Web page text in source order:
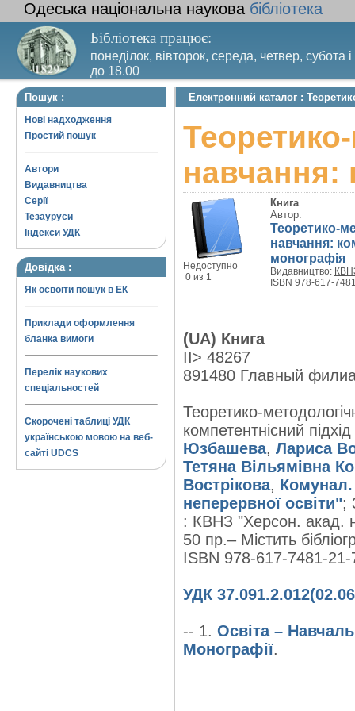
Одеська національна наукова бібліотека
Бібліотека працює:
понеділок, вівторок, середа, четвер, субота
до 18.00
Вихідний день – п’ятниця. Останній четвер
Пошук :
Нові надходження
Простий пошук
Автори
Видавництва
Серії
Тезауруси
Індекси УДК
Довідка :
Як освоїти пошук в ЕК
Приклади оформлення
бланка вимоги
Перелік наукових
спеціальностей
Скорочені таблиці УДК
українською мовою на веб-
сайті UDCS
Електронний каталог :
навчання:
Недоступно
0 из 1
Книга
Автор:
Теоретико-
навчання:
монографія
Видавництво:
ISBN 978-617-
(UA) Книга
II> 48267
891480 Главный
Теоретико-
компетентнісний
Юзбашева, Лариса
Тетяна Вільямівна
Вострікова,
неперервної освіти";
: КВНЗ "Херсон. акад.
50 пр.– Містить
ISBN 978-617-7481-21-
УДК
-- 1. Освіта –
Монографії.